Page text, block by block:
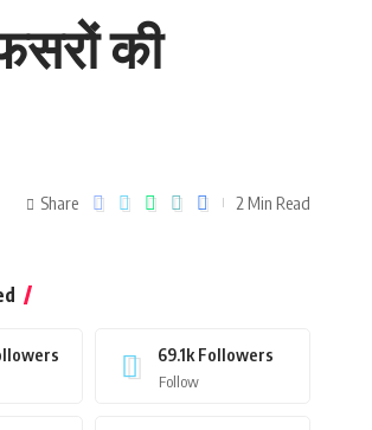
की
Share 2 Min Read
69.1k Followers
Follow